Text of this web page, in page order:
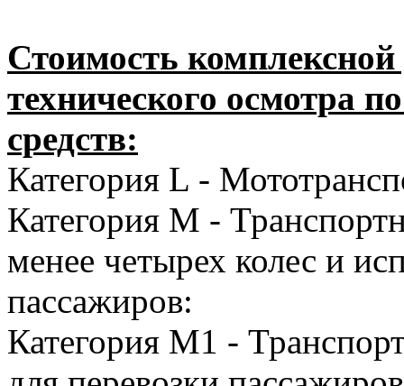
Стоимость
технического осмотра
средств:
Категория L -
Категория M -
менее четырех колес и
пассажиров:
Категория M1 -